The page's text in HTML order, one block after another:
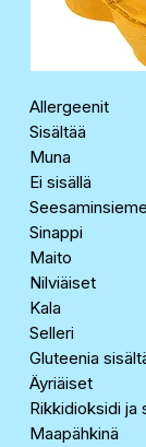
Allergeenit
Sisältää
Muna
Ei sisällä
Sinappi
Maito
Nilviäiset
Kala
Selleri
Gluteenia
Äyriäiset
Rikkidioksidi ja
Maapähkinä